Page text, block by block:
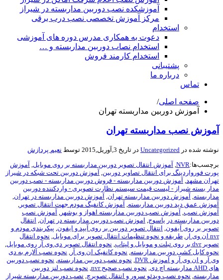
آموزشکده نصب دوربین مداربسته در شیراز
مرکز آموزش تخصصی نصب درب برقی
استخدام
دعوت به همکاری مدرس دوره های آموزشی
استخدام نصاب دوربین مداربسته و …
استخدام کارمند فروش
پشتیبانی
درباره ما
تماس
صفحه اصلی/
آموزش دوربین مداربسته تهران
آموزش نصب مداربسته تهران
نوشته شده در Uncategorized در تاریخ 3,آوریل,2015 توسط
نعیم پردازش
برچسب‌ها:NVR آموزش انتقال تصویر دوربین مداربسته بر روی موبایل آموزش
پورت فورواردینگ برای انتقال تصاویر دوربین آموزش دوربین تحت شبکه در شیراز
تهران مشهد
آموزش دوربین مداربسته - فروش دوربین مداربسته - نصب دوربین
مدار بسته شیراز - لیست قیمت سیستم نظارت تصویری - واردکننده دوربین
مداربسته آموزش دوربین مداربسته تهران آموزش دوربین مداربسته در تهران
آموزش عمق دید دوربین مداربسته آموزش کانفیگ مودم جهت انتقال تصویر
آموزش نصب آموزش نصب دوربین مداربسته اهواز و بوشهر
آموزش نصب
دوربین مداربسته در یاسوج اموزش نصب دوربین مداربسته در تهران انتقال
تصویر بر روی آیفون انتقال تصویر دوربین بر روی آیپد و ایفون پیکربندی مودم و
nvr ان وی ار
طریقه و نحوه تنظیمات انتقال تصویر برای موبایل نحوه انتقال
تصویر dvr بر روی تبلت و موبایل و لپتاپ
نحوه انتقال تصویر دی وی آر روی موبایل
نحوه کابل کشی دوربین مداربسته نحوه کانفیک ان وی آر
نحوه نصب آلارم به دی
وی آر و ان وی آر و آموزش DVR
نحوه نصب دوربین مداربسته نحوه نصب دوربین
های AHD مداربسته اچ دی
نحوه نصب صحیح nvr
نحوه نصب لنز دوربین
مداربسته نحوه نصب ویدئو سرور و انتقال تصویرچ نصب دوربین مداربسته شیراز